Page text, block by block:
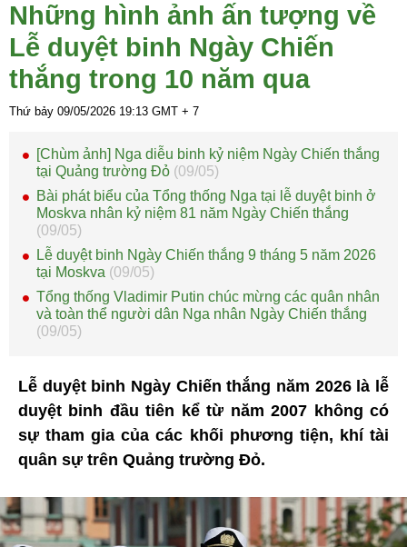
Những hình ảnh ấn tượng về
Lễ duyệt binh Ngày Chiến
thắng trong 10 năm qua
Thứ bảy 09/05/2026 19:13 GMT + 7
[Chùm ảnh] Nga diễu binh kỷ niệm Ngày Chiến thắng
tại Quảng trường Đỏ (09/05)
Bài phát biểu của Tổng thống Nga tại lễ duyệt binh ở
Moskva nhân kỷ niệm 81 năm Ngày Chiến thắng
(09/05)
Lễ duyệt binh Ngày Chiến thắng 9 tháng 5 năm 2026
tại Moskva (09/05)
Tổng thống Vladimir Putin chúc mừng các quân nhân
và toàn thể người dân Nga nhân Ngày Chiến thắng
(09/05)
Lễ duyệt binh Ngày Chiến thắng năm 2026 là lễ
duyệt binh đầu tiên kể từ năm 2007 không có
sự tham gia của các khối phương tiện, khí tài
quân sự trên Quảng trường Đỏ.